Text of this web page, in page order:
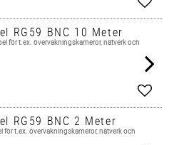
RG59 BNC 10 Meter
för t.ex. övervakningskameror, nätverk och
RG59 BNC 2 Meter
för t.ex. övervakningskameror, nätverk och